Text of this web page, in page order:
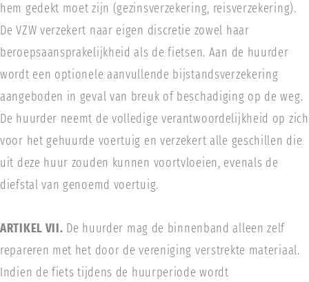
hem gedekt moet zijn (gezinsverzekering, reisverzekering).
De VZW verzekert naar eigen discretie zowel haar
beroepsaansprakelijkheid als de fietsen. Aan de huurder
wordt een optionele aanvullende bijstandsverzekering
aangeboden in geval van breuk of beschadiging op de weg.
De huurder neemt de volledige verantwoordelijkheid op zich
voor het gehuurde voertuig en verzekert alle geschillen die
uit deze huur zouden kunnen voortvloeien, evenals de
diefstal van genoemd voertuig.
ARTIKEL VII. De huurder mag de binnenband alleen zelf
repareren met het door de vereniging verstrekte materiaal.
Indien de fiets tijdens de huurperiode wordt